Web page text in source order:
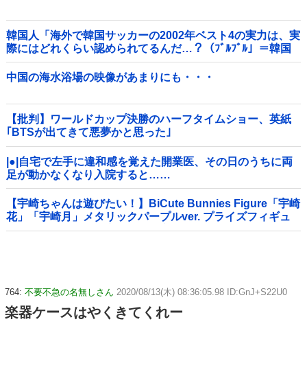
韓国人「海外で韓国サッカーの2002年ベスト4の実力は、実
際にはどれくらい認められてるんだ…？（ﾌﾞﾙﾌﾞﾙ」＝韓国
の反応
中国の海水浴場の映像があまりにも・・・
【批判】ワールドカップ決勝のハーフタイムショー、英紙
｢BTSが出てきて悪夢かと思った｣
|●|自宅で左手に違和感を覚えた開業医、その日のうちに両
足が動かなくなり入院すると……
【宇崎ちゃんは遊びたい！】BiCute Bunnies Figure「宇崎
花」「宇崎月」メタリックパープルver. プライズフィギュ
ア【ラウンドワン限定で展開決定】
764: 不要不急の名無しさん 2020/08/13(木) 08:36:05.98 ID:GnJ+S22U0
楽器ケースはやくきてくれー